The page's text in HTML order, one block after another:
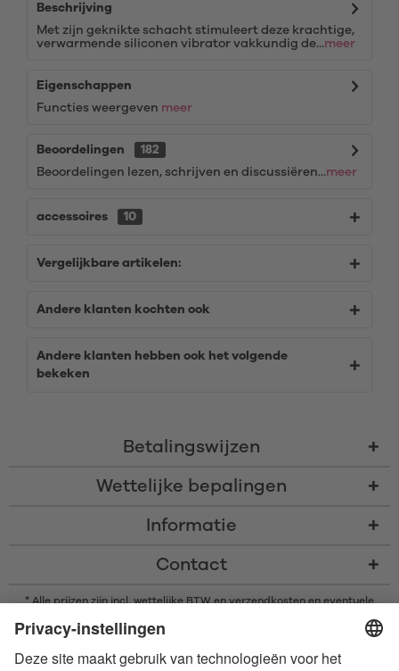
Beschrijving
Met zijn geknikte schacht stimuleert deze krachtige,
verwarmende siliconen vibrator vakkundig de...meer
Eigenschappen
Functies weergeven meer
Beoordelingen
182
Beoordelingen lezen, schrijven en discussiëren...meer
accessoires 10
Vergelijkbare artikelen:
Andere klanten kochten ook
Andere klanten hebben ook het volgende
bekeken
Betalingswijzen
Wettelijke bepalingen
Informatie
Contact
* Alle prijzen zijn incl. wettelijke BTW en verzendkosten en eventuele
rembourskosten, indien niet anders beschreven
handelsmerken van Bluetooth SIG, Inc. en elk gebruik van dergelijke